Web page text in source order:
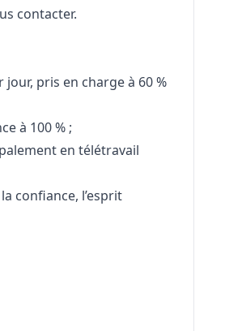
contacter.
pris en charge à 60 %
à 100 % ;
en télétravail
confiance, l’esprit